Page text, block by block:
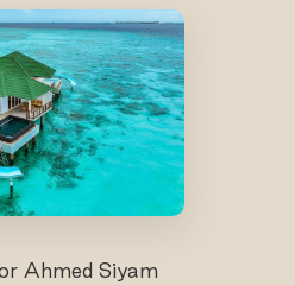
Ahmed Siyam